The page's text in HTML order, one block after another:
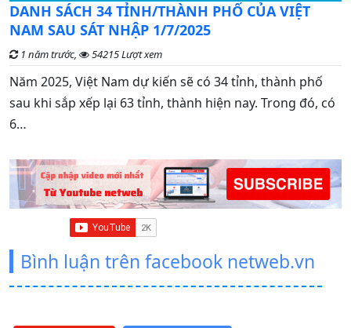
DANH SÁCH 34 TỈNH/THÀNH PHỐ CỦA VIỆT
NAM SAU SÁT NHẬP 1/7/2025
1 năm trước, 54215 Lượt xem
Năm 2025, Việt Nam dự kiến sẽ có 34 tỉnh, thành phố
sau khi sắp xếp lại 63 tỉnh, thành hiện nay. Trong đó, có
6…
Bình luận trên facebook netweb.vn